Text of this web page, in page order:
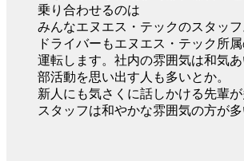
乗り合わせるのは
みんなエヌエス・テックのスタッフ
ドライバーもエヌエス・テック所
運転します。社内の雰囲気は和気
部活動を思い出す人も多いとか。
新人にも気さくに話しかける先輩が
スタッフは和やかな雰囲気の方が多